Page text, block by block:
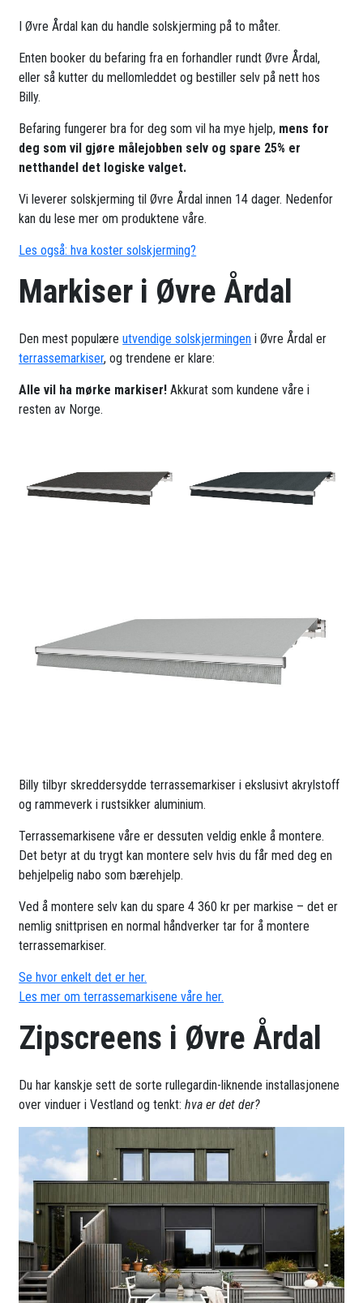
I Øvre Årdal kan du handle solskjerming på to måter.
Enten booker du befaring fra en forhandler rundt Øvre Årdal,
eller så kutter du mellomleddet og bestiller selv på nett hos
Billy.
Befaring fungerer bra for deg som vil ha mye hjelp, mens for
deg som vil gjøre målejobben selv og spare 25% er
netthandel det logiske valget.
Vi leverer solskjerming til Øvre Årdal innen 14 dager. Nedenfor
kan du lese mer om produktene våre.
Les også: hva koster solskjerming?
Markiser i Øvre Årdal
Den mest populæreutvendige solskjermingen i Øvre Årdal er
terrassemarkiser, og trendene er klare:
Alle vil ha mørke markiser! Akkurat som kundene våre i
resten av Norge.
Billy tilbyr skreddersydde terrassemarkiser i ekslusivt akrylstoff
og rammeverk i rustsikker aluminium.
Terrassemarkisene våre er dessuten veldig enkle å montere.
Det betyr at du trygt kan montere selv hvis du får med deg en
behjelpelig nabo som bærehjelp.
Ved å montere selv kan du spare 4 360 kr per markise – det er
nemlig snittprisen en normal håndverker tar for å montere
terrassemarkiser.
Se hvor enkelt det er her.
Les mer om terrassemarkisene våre her.
Zipscreens i Øvre Årdal
Du har kanskje sett de sorte rullegardin-liknende installasjonene
over vinduer i Vestland og tenkt:hva er det der?